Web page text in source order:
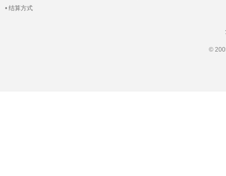
• 结算方式
©